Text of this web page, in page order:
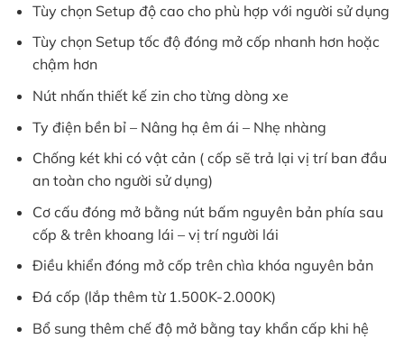
Tùy chọn Setup độ cao cho phù hợp với người sử dụng
Tùy chọn Setup tốc độ đóng mở cốp nhanh hơn hoặc
chậm hơn
Nút nhấn thiết kế zin cho từng dòng xe
Ty điện bền bỉ – Nâng hạ êm ái – Nhẹ nhàng
Chống két khi có vật cản ( cốp sẽ trả lại vị trí ban đầu
an toàn cho người sử dụng)
Cơ cấu đóng mở bằng nút bấm nguyên bản phía sau
cốp & trên khoang lái – vị trí người lái
Điều khiển đóng mở cốp trên chìa khóa nguyên bản
Đá cốp (lắp thêm từ 1.500K-2.000K)
Bổ sung thêm chế độ mở bằng tay khẩn cấp khi hệ